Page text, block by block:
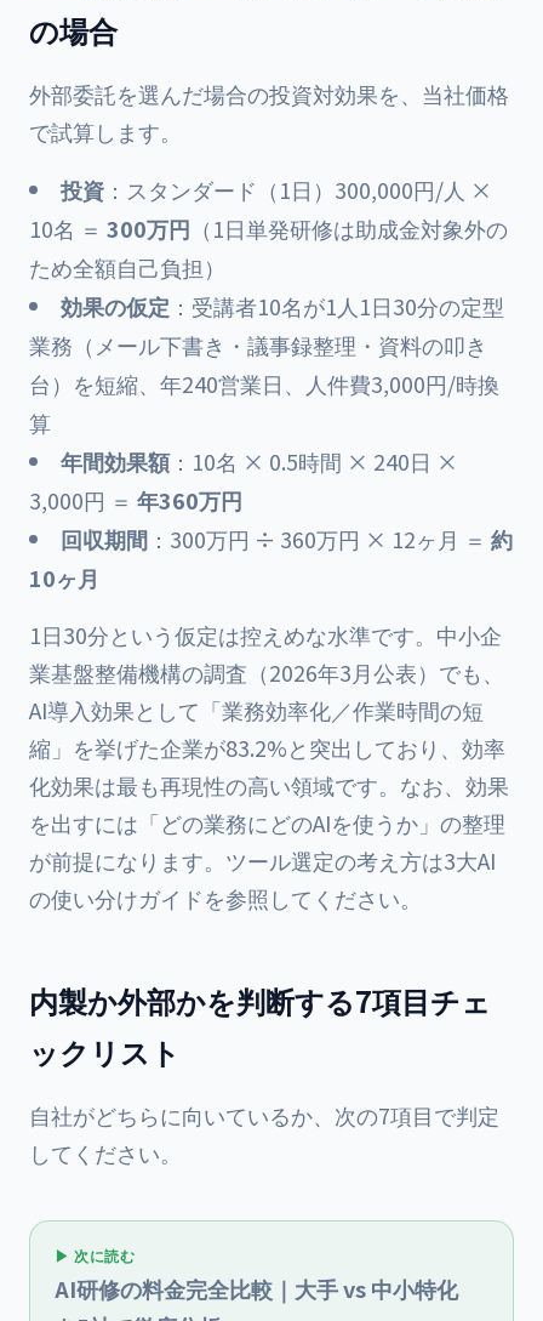
の場合
外部委託を選んだ場合の投資対効果を、当社価格
で試算します。
投資 ：スタンダード（1日）300,000円/人 ×
10名 ＝ 300万円 （1日単発研修は助成金対象外の
ため全額自己負担）
効果の仮定 ：受講者10名が1人1日30分の定型
業務（メール下書き・議事録整理・資料の叩き
台）を短縮、年240営業日、人件費3,000円/時換
算
年間効果額：10名 × 0.5時間 × 240日 ×
3,000円 ＝ 年360万円
回収期間 ：300万円 ÷ 360万円 × 12ヶ月 ＝ 約
10ヶ月
1日30分という仮定は控えめな水準です。中小企
業基盤整備機構の調査（2026年3月公表）でも、
AI導入効果として「業務効率化／作業時間の短
縮」を挙げた企業が83.2%と突出しており、効率
化効果は最も再現性の高い領域です。なお、効果
を出すには「どの業務にどのAIを使うか」の整理
が前提になります。ツール選定の考え方は3大AI
の使い分けガイドを参照してください。
内製か外部かを判断する7項目チェ
ックリスト
自社がどちらに向いているか、次の7項目で判定
してください。
▶ 次に読む
AI研修の料金完全比較｜大手 vs 中小特化